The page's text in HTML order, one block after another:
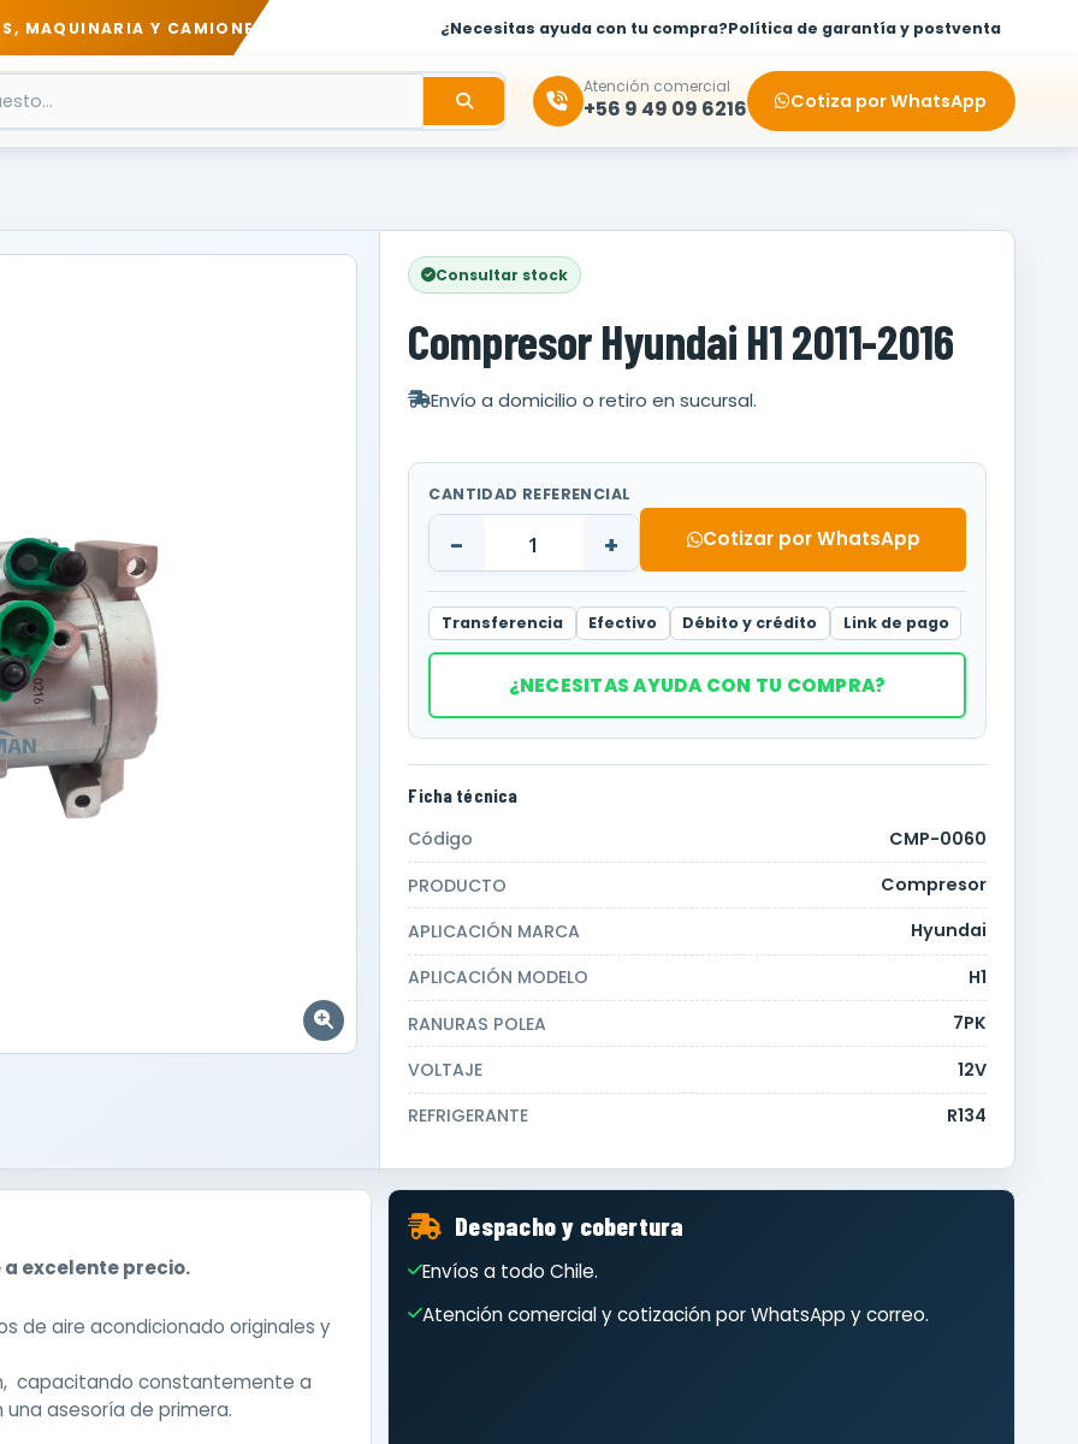
MAQUINARIA Y CAMIONES ¿Necesitas ayuda con tu compra?Política de garantía y postventa
Atención comercial
+56 9 49 09 6216 Cotiza por WhatsApp
Consultar stock
Compresor Hyundai H1 2011-2016
Envío a domicilio o retiro en sucursal.
CANTIDAD REFERENCIAL
- + Cotizar por WhatsApp
Transferencia Efectivo Débito y crédito Link de pago
¿NECESITAS AYUDA CON TU COMPRA?
Ficha técnica
Código
CMP-0060
PRODUCTO
Compresor
APLICACIÓN MARCA
Hyundai
APLICACIÓN MODELO
H1
RANURAS POLEA
7PK
VOLTAJE
12V
REFRIGERANTE
R134
a excelente precio.
de aire acondicionado originales y
capacitando constantemente a
asesoría de primera.
Despacho y cobertura
Envíos a todo Chile.
Atención comercial y cotización por WhatsApp y correo.